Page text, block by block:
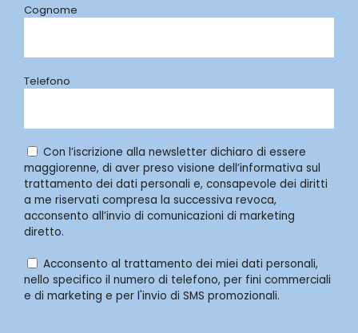
Cognome
Telefono
Con l’iscrizione alla newsletter dichiaro di essere
maggiorenne, di aver preso visione dell’informativa sul
trattamento dei dati personali e, consapevole dei diritti
a me riservati compresa la successiva revoca,
acconsento all’invio di comunicazioni di marketing
diretto.
Acconsento al trattamento dei miei dati personali,
nello specifico il numero di telefono, per fini commerciali
e di marketing e per l'invio di SMS promozionali.